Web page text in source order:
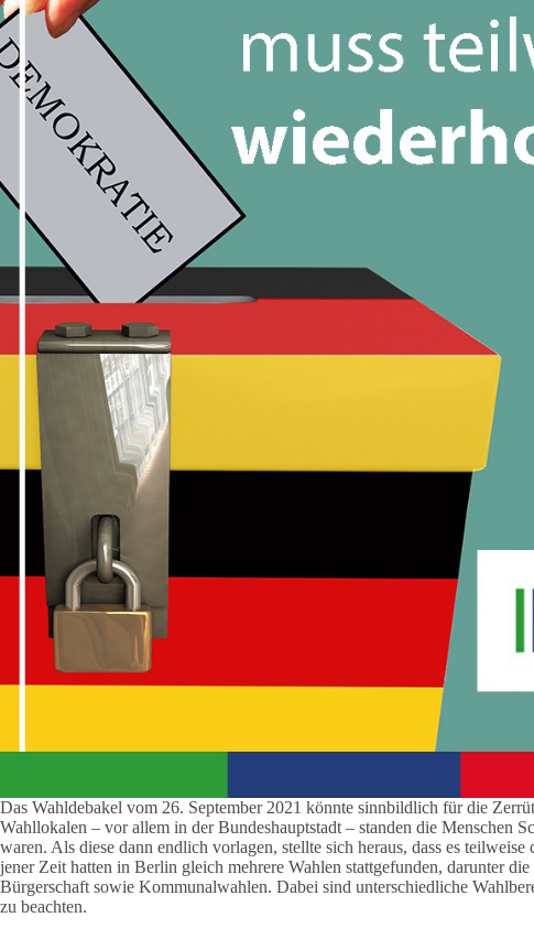
Das Wahldebakel vom 26. September 2021 könnte sinnbildlich für die
Wahllokalen – vor allem in der Bundeshauptstadt – standen die Menschen
waren. Als diese dann endlich vorlagen, stellte sich heraus, dass es
jener Zeit hatten in Berlin gleich mehrere Wahlen stattgefunden, darunter
Bürgerschaft sowie Kommunalwahlen. Dabei sind unterschiedliche
zu beachten.